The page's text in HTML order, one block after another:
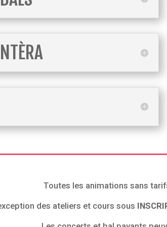
Toutes les animations sans
des ateliers et cours sous